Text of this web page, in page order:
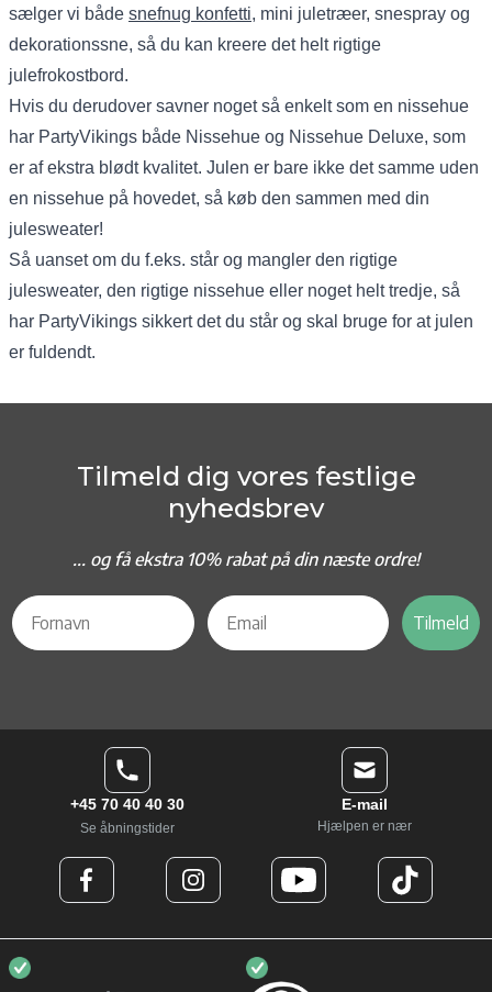
sælger vi både snefnug konfetti, mini juletræer, snespray og
dekorationssne, så du kan kreere det helt rigtige
julefrokostbord.
Hvis du derudover savner noget så enkelt som en nissehue
har PartyVikings både Nissehue og Nissehue Deluxe, som
er af ekstra blødt kvalitet. Julen er bare ikke det samme uden
en nissehue på hovedet, så køb den sammen med din
julesweater!
Så uanset om du f.eks. står og mangler den rigtige
julesweater, den rigtige nissehue eller noget helt tredje, så
har PartyVikings sikkert det du står og skal bruge for at julen
er fuldendt.
Tilmeld dig vores festlige
nyhedsbrev
... og få ekstra 10% rabat på din næste ordre!
Tilmeld
+45 70 40 40 30
Se åbningstider
E-mail
Hjælpen er nær